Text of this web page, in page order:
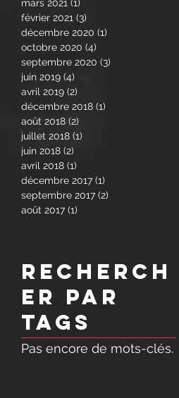
mars 2021 (1)
février 2021 (3)
décembre 2020 (1)
octobre 2020 (4)
septembre 2020 (3)
juin 2019 (4)
avril 2019 (2)
décembre 2018 (1)
août 2018 (2)
juillet 2018 (1)
juin 2018 (2)
avril 2018 (1)
décembre 2017 (1)
septembre 2017 (2)
août 2017 (1)
Recherch
er par
Tags
Pas encore de mots-clés.